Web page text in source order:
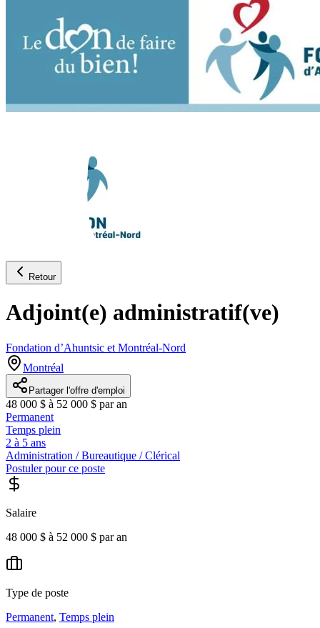
Retour
Adjoint(e) administratif(ve)
Fondation d’Ahuntsic et Montréal-Nord
Montréal
Partager l'offre d'emploi
48 000 $ à 52 000 $ par an
Permanent
Temps plein
2 à 5 ans
Administration / Bureautique / Clérical
Postuler pour ce poste
Salaire
48 000 $ à 52 000 $ par an
Type de poste
Permanent, Temps plein